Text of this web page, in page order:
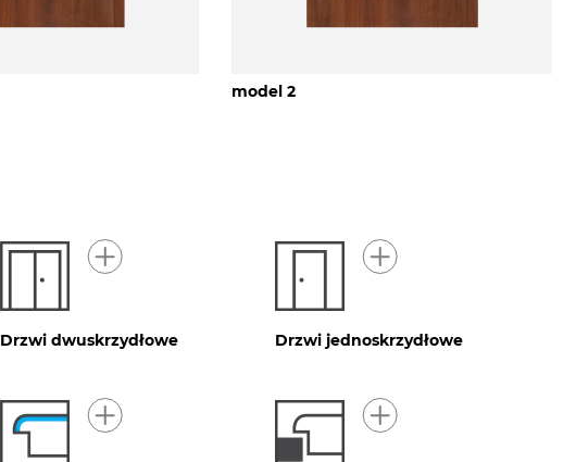
model 2
Drzwi dwuskrzydłowe Drzwi jednoskrzydłowe